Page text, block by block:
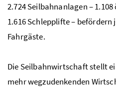
2.724 Seilbahnanlagen –
1.616 Schlepplifte –
Fahrgäste.
Die Seilbahnwirtschaft stellt
mehr wegzudenkenden